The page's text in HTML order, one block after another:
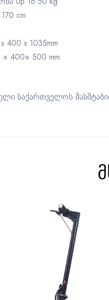
cm
x 1035mm
400× 500 mm
საქართველოს